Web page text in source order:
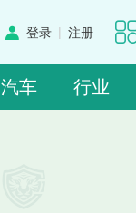
登录 | 注册
汽车 行业